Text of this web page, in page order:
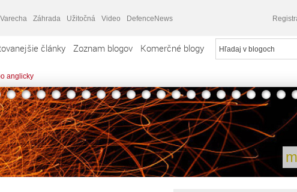
Varecha Záhrada Užitočná Video DefenceNews
články Zoznam blogov Komerčné blogy
anglicky